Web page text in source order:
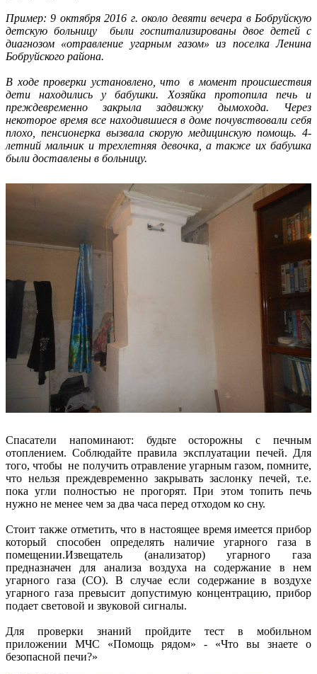
Пример: 9 октября 2016 г. около девяти вечера в Бобруйскую
детскую больницу были госпитализированы двое детей с
диагнозом «отравление угарным газом» из поселка Ленина
Бобруйского района.
В ходе проверки установлено, что в момент происшествия
дети находились у бабушки. Хозяйка протопила печь и
преждевременно закрыла задвижку дымохода. Через
некоторое время все находившиеся в доме почувствовали себя
плохо, пенсионерка вызвала скорую медицинскую помощь. 4-
летний мальчик и трехлетняя девочка, а также их бабушка
были доставлены в больницу.
Спасатели напоминают: будьте осторожны с печным
отоплением. Соблюдайте правила эксплуатации печей. Для
того, чтобы не получить отравление угарным газом, помните,
что нельзя преждевременно закрывать заслонку печей, т.е.
пока угли полностью не прогорят. При этом топить печь
нужно не менее чем за два часа перед отходом ко сну.
Стоит также отметить, что в настоящее время имеется прибор
который способен определять наличие угарного газа в
помещении.Извещатель (анализатор) угарного газа
предназначен для анализа воздуха на содержание в нем
угарного газа (CO). В случае если содержание в воздухе
угарного газа превысит допустимую концентрацию, прибор
подает световой и звуковой сигналы.
Для проверки знаний пройдите тест в мобильном
приложении МЧС «Помощь рядом» - «Что вы знаете о
безопасной печи?»